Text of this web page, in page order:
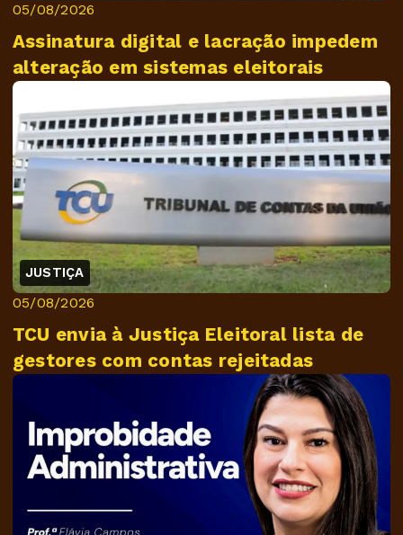
05/08/2026
Assinatura digital e lacração impedem
alteração em sistemas eleitorais
JUSTIÇA
05/08/2026
TCU envia à Justiça Eleitoral lista de
gestores com contas rejeitadas